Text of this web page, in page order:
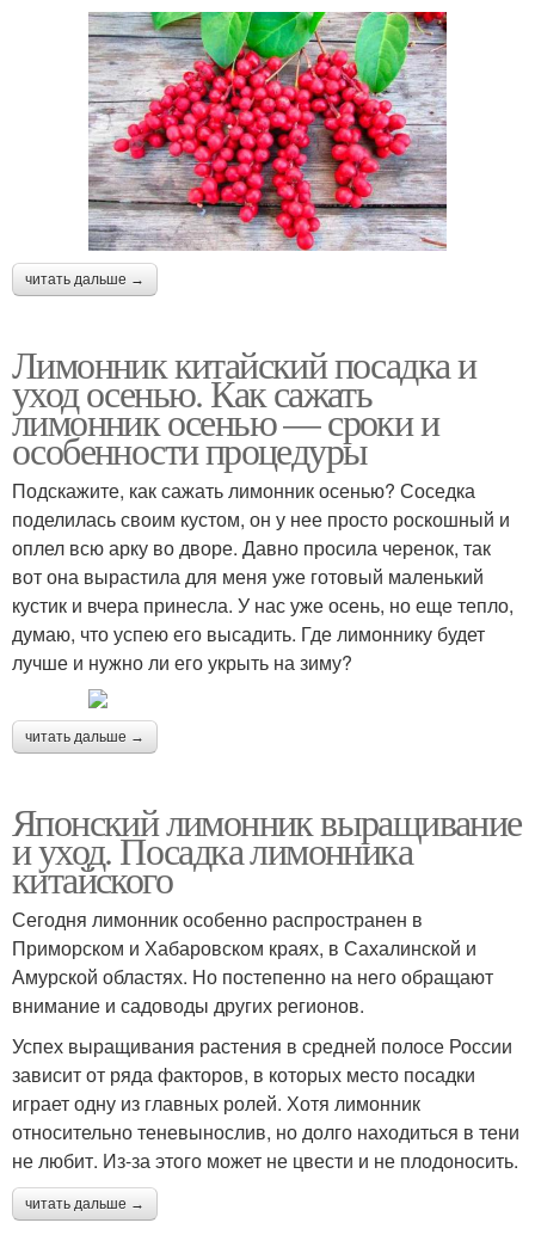
читать дальше →
Лимонник китайский посадка и
уход осенью. Как сажать
лимонник осенью — сроки и
особенности процедуры
Подскажите, как сажать лимонник осенью? Соседка
поделилась своим кустом, он у нее просто роскошный и
оплел всю арку во дворе. Давно просила черенок, так
вот она вырастила для меня уже готовый маленький
кустик и вчера принесла. У нас уже осень, но еще тепло,
думаю, что успею его высадить. Где лимоннику будет
лучше и нужно ли его укрыть на зиму?
читать дальше →
Японский лимонник выращивание
и уход. Посадка лимонника
китайского
Сегодня лимонник особенно распространен в
Приморском и Хабаровском краях, в Сахалинской и
Амурской областях. Но постепенно на него обращают
внимание и садоводы других регионов.
Успех выращивания растения в средней полосе России
зависит от ряда факторов, в которых место посадки
играет одну из главных ролей. Хотя лимонник
относительно теневынослив, но долго находиться в тени
не любит. Из-за этого может не цвести и не плодоносить.
читать дальше →